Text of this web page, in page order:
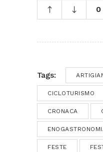
0
Tags:
CICLOTURISMO
CRONACA
FESTE